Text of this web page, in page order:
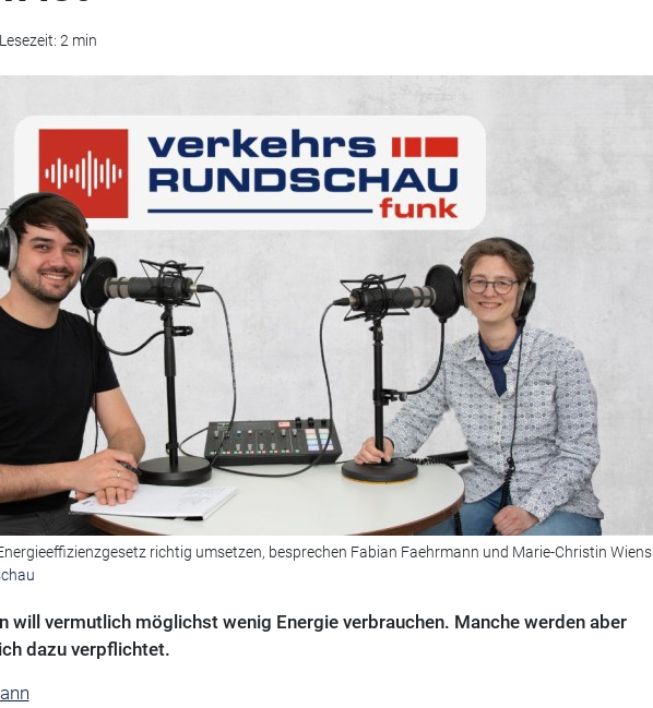
2 min
richtig umsetzen, besprechen Fabian Faehrmann und Marie-Christin Wiens
will vermutlich möglichst wenig Energie verbrauchen. Manche werden aber
dazu verpflichtet.